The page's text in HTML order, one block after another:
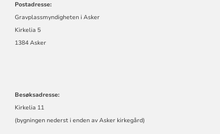
Postadresse:
Gravplassmyndigheten i Asker
Kirkelia 5
1384 Asker
Besøksadresse:
Kirkelia 11
(bygningen nederst i enden av Asker kirkegård)